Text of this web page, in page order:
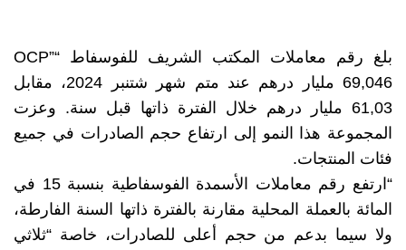
بلغ رقم معاملات المكتب الشريف للفوسفاط “OCP”
69,046 مليار درهم عند متم شهر شتنبر 2024، مقابل
61,03 مليار درهم خلال الفترة ذاتها قبل سنة. وعزت
المجموعة هذا النمو إلى ارتفاع حجم الصادرات في جميع
فئات المنتجات.
“ارتفع رقم معاملات الأسمدة الفوسفاطية بنسبة 15 في
المائة بالعملة المحلية مقارنة بالفترة ذاتها السنة الفارطة،
ولا سيما بدعم من حجم أعلى للصادرات، خاصة “ثلاثي